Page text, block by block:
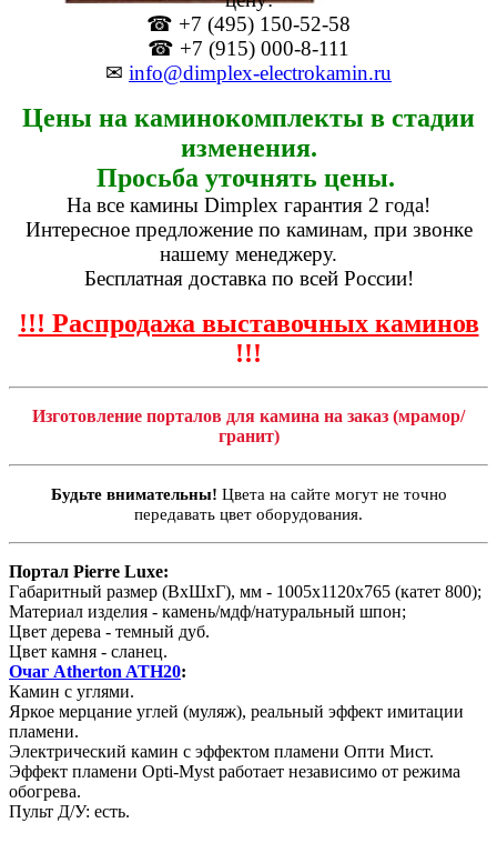
☎ +7 (495) 150-52-58
☎ +7 (915) 000-8-111
✉ info@dimplex-electrokamin.ru
Цены на каминокомплекты в стадии
изменения.
Просьба уточнять цены.
На все камины Dimplex гарантия 2 года!
Интересное предложение по каминам, при звонке
нашему менеджеру.
Бесплатная доставка по всей России!
!!! Распродажа выставочных каминов
!!!
Изготовление порталов для камина на заказ (мрамор/
гранит)
Будьте внимательны! Цвета на сайте могут не точно
передавать цвет оборудования.
Портал Pierre Luxe:
Габаритный размер (ВхШхГ), мм - 1005х1120х765 (катет 800);
Материал изделия - камень/мдф/натуральный шпон;
Цвет дерева - темный дуб.
Цвет камня - сланец.
Очаг Atherton ATH20:
Камин с углями.
Яркое мерцание углей (муляж), реальный эффект имитации
пламени.
Электрический камин с эффектом пламени Опти Мист.
Эффект пламени Opti-Myst работает независимо от режима
обогрева.
Пульт Д/У: есть.